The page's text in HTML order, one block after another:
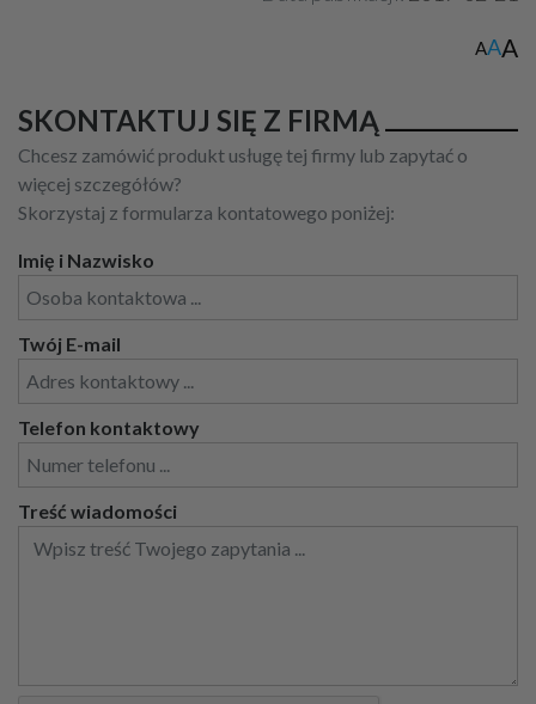
AAA
SKONTAKTUJ SIĘ Z FIRMĄ
Chcesz zamówić produkt usługę tej firmy lub zapytać o
więcej szczegółów?
Skorzystaj z formularza kontatowego poniżej:
Imię i Nazwisko
Twój E-mail
Telefon kontaktowy
Treść wiadomości